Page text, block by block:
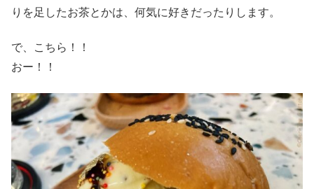
りを足したお茶とかは、何気に好きだったりします。
で、こちら！！
おー！！